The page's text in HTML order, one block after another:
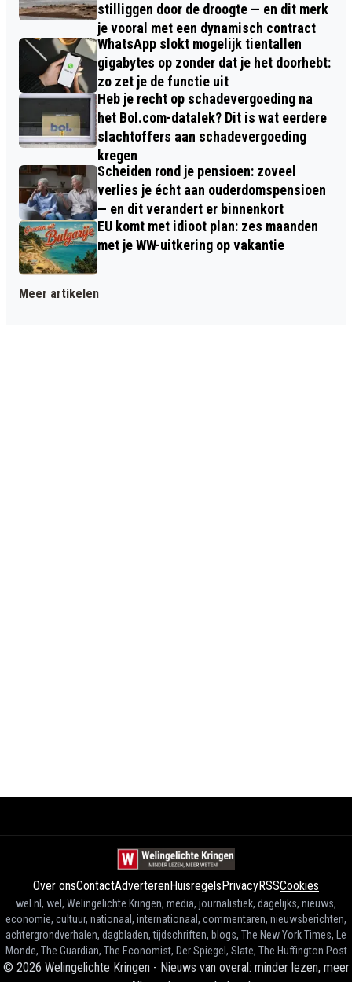
stilliggen door de droogte — en dit merk
je vooral met een dynamisch contract
WhatsApp slokt mogelijk tientallen
gigabytes op zonder dat je het doorhebt:
zo zet je de functie uit
Heb je recht op schadevergoeding na
het Bol.com-datalek? Dit is wat eerdere
slachtoffers aan schadevergoeding
kregen
Scheiden rond je pensioen: zoveel
verlies je écht aan ouderdomspensioen
— en dit verandert er binnenkort
EU komt met idioot plan: zes maanden
met je WW-uitkering op vakantie
Meer artikelen
Over onsContactAdverterenHuisregelsPrivacyRSSCookies
wel.nl, wel, Welingelichte Kringen, media, journalistiek, dagelijks, nieuws,
economie, cultuur, nationaal, internationaal, commentaren, nieuwsberichten,
achtergrondverhalen, dagbladen, tijdschriften, blogs, The New York Times, Le
Monde, The Guardian, The Economist, Der Spiegel, Slate, The Huffington Post
© 2026 Welingelichte Kringen - Nieuws van overal: minder lezen, meer